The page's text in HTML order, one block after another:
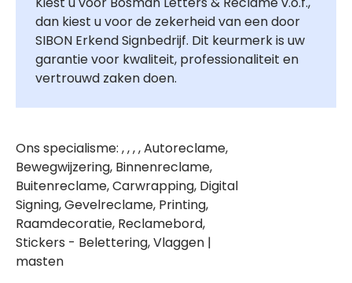
dan kiest u voor de zekerheid van een door
SIBON Erkend Signbedrijf. Dit keurmerk is uw
garantie voor kwaliteit, professionaliteit en
vertrouwd zaken doen.
Ons specialisme: , , , , Autoreclame,
Bewegwijzering, Binnenreclame,
Buitenreclame, Carwrapping, Digital
Signing, Gevelreclame, Printing,
Raamdecoratie, Reclamebord,
Stickers - Belettering, Vlaggen |
masten